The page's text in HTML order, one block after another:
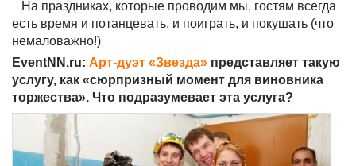
На праздниках, которые проводим мы, гостям всегда
есть время и потанцевать, и поиграть, и покушать (что
немаловажно!)
EventNN.ru: Арт-дуэт «Звезда» представляет такую
услугу, как «сюрпризный момент для виновника
торжества». Что подразумевает эта услуга?